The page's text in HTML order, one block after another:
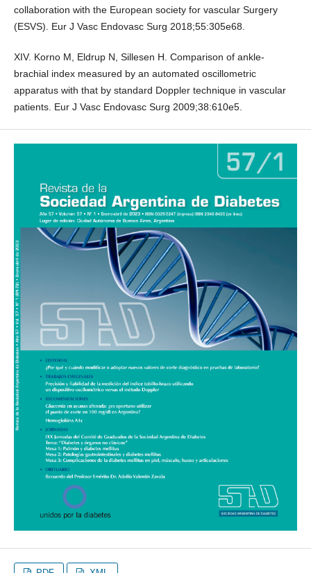
collaboration with the European society for vascular Surgery
(ESVS). Eur J Vasc Endovasc Surg 2018;55:305e68.
XIV. Korno M, Eldrup N, Sillesen H. Comparison of ankle-
brachial index measured by an automated oscillometric
apparatus with that by standard Doppler technique in vascular
patients. Eur J Vasc Endovasc Surg 2009;38:610e5.